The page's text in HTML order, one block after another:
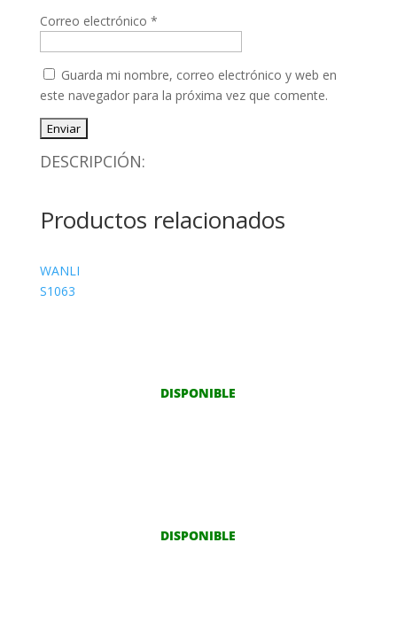
Correo electrónico *
Guarda mi nombre, correo electrónico y web en
este navegador para la próxima vez que comente.
DESCRIPCIÓN:
Productos relacionados
WANLI
S1063
DISPONIBLE
DISPONIBLE